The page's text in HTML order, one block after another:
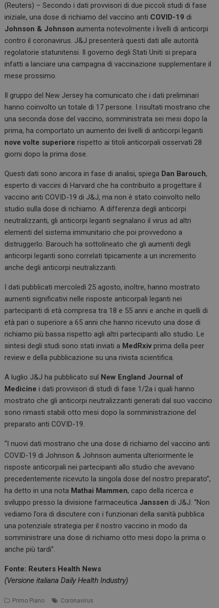
ce
b
o
o
k
ke
dI
n
at
s
A
p
(Reuters) – Secondo i dati provvisori di due piccoli studi di fase
iniziale, una dose di richiamo del vaccino anti COVID-19 di
Johnson & Johnson aumenta notevolmente i livelli di anticorpi
contro il coronavirus. J&J presenterà questi dati alle autorità
regolatorie statunitensi. Il governo degli Stati Uniti si prepara
infatti a lanciare una campagna di vaccinazione supplementare il
mese prossimo.
Il gruppo del New Jersey ha comunicato che i dati preliminari
hanno coinvolto un totale di 17 persone. I risultati mostrano che
una seconda dose del vaccino, somministrata sei mesi dopo la
prima, ha comportato un aumento dei livelli di anticorpi leganti
nove volte superiore rispetto ai titoli anticorpali osservati 28
giorni dopo la prima dose.
Questi dati sono ancora in fase di analisi, spiega Dan Barouch,
esperto di vaccini di Harvard che ha contribuito a progettare il
vaccino anti COVID-19 di J&J, ma non è stato coinvolto nello
studio sulla dose di richiamo. A differenza degli anticorpi
neutralizzanti, gli anticorpi leganti segnalano il virus ad altri
elementi del sistema immunitario che poi provvedono a
distruggerlo. Barouch ha sottolineato che gli aumenti degli
anticorpi leganti sono correlati tipicamente a un incremento
anche degli anticorpi neutralizzanti.
I dati pubblicati mercoledì 25 agosto, inoltre, hanno mostrato
aumenti significativi nelle risposte anticorpali leganti nei
partecipanti di età compresa tra 18 e 55 anni e anche in quelli di
età pari o superiore a 65 anni che hanno ricevuto una dose di
richiamo più bassa rispetto agli altri partecipanti allo studio. Le
sintesi degli studi sono stati inviati a MedRxiv prima della peer
review e della pubblicazione su una rivista scientifica.
A luglio J&J ha pubblicato sul New England Journal of
Medicine i dati provvisori di studi di fase 1/2a i quali hanno
mostrato che gli anticorpi neutralizzanti generati dal suo vaccino
sono rimasti stabili otto mesi dopo la somministrazione del
preparato anti COVID-19.
“I nuovi dati mostrano che una dose di richiamo del vaccino anti
COVID-19 di Johnson & Johnson aumenta ulteriormente le
risposte anticorpali nei partecipanti allo studio che avevano
precedentemente ricevuto la singola dose del nostro preparato”,
ha detto in una nota Mathai Mammen, capo della ricerca e
sviluppo presso la divisione farmaceutica Janssen di J&J. “Non
vediamo l’ora di discutere con i funzionari della sanità pubblica
una potenziale strategia per il nostro vaccino in modo da
somministrare una dose di richiamo otto mesi dopo la prima o
anche più tardi”.
Fonte: Reuters Health News
(Versione italiana Daily Health Industry)
Primo Piano Coronavirus